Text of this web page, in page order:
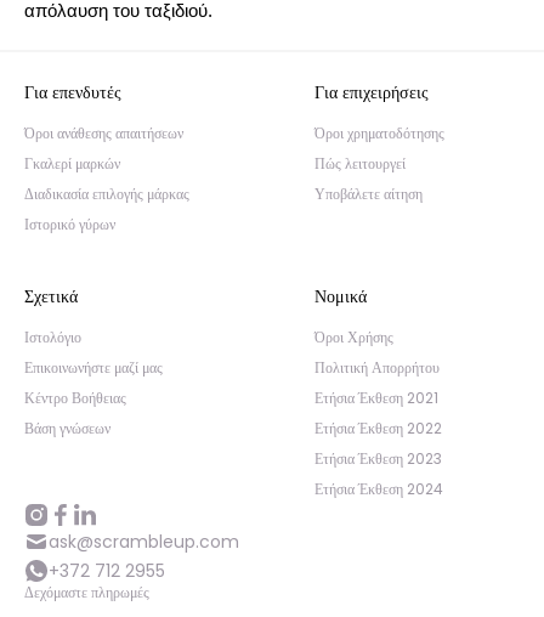
απόλαυση του ταξιδιού.
Για επενδυτές
Όροι ανάθεσης απαιτήσεων
Γκαλερί μαρκών
Διαδικασία επιλογής μάρκας
Ιστορικό γύρων
Για επιχειρήσεις
Όροι χρηματοδότησης
Πώς λειτουργεί
Υποβάλετε αίτηση
Σχετικά
Ιστολόγιο
Επικοινωνήστε μαζί μας
Κέντρο Βοήθειας
Βάση γνώσεων
Νομικά
Όροι Χρήσης
Πολιτική Απορρήτου
Ετήσια Έκθεση 2021
Ετήσια Έκθεση 2022
Ετήσια Έκθεση 2023
Ετήσια Έκθεση 2024
ask@scrambleup.com
+372 712 2955
Δεχόμαστε πληρωμές